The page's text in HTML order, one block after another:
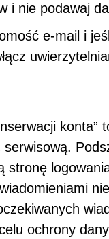
i nie podawaj
e-mail i
stronę
ochrony